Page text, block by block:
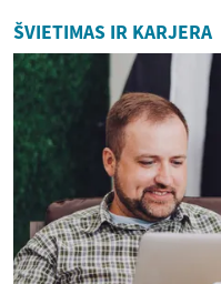
ŠVIETIMAS IR KARJERA